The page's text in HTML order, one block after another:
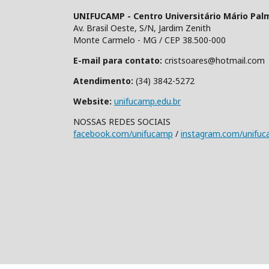
UNIFUCAMP - Centro Universitário Mário
Av. Brasil Oeste, S/N, Jardim Zenith
Monte Carmelo - MG / CEP 38.500-000
E-mail para contato: cristsoares@hotmail.com
Atendimento: (34) 3842-5272
Website: unifucamp.edu.br
NOSSAS REDES SOCIAIS
facebook.com/unifucamp / instagram.com/